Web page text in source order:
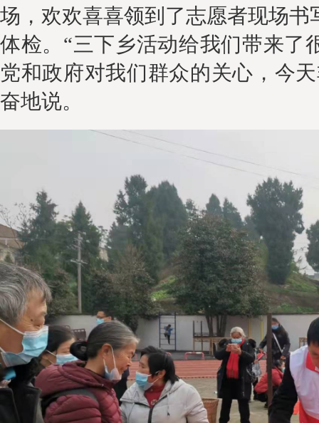
场，欢欢喜喜领到 了志愿者现场书
体检。 “三下乡活动给我们带来了
党和政府对我们群众的关心 ， 今天
奋地说。